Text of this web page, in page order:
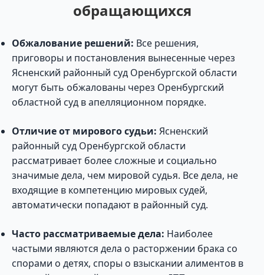
обращающихся
Обжалование решений: Все решения,
приговоры и постановления вынесенные через
Ясненский районный суд Оренбургской области
могут быть обжалованы через Оренбургский
областной суд в апелляционном порядке.
Отличие от мирового судьи: Ясненский
районный суд Оренбургской области
рассматривает более сложные и социально
значимые дела, чем мировой судья. Все дела, не
входящие в компетенцию мировых судей,
автоматически попадают в районный суд.
Часто рассматриваемые дела: Наиболее
частыми являются дела о расторжении брака со
спорами о детях, споры о взыскании алиментов в